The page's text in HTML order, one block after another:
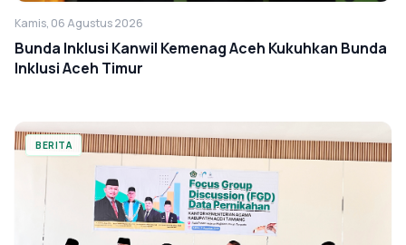
Kamis, 06 Agustus 2026
Bunda Inklusi Kanwil Kemenag Aceh Kukuhkan Bunda
Inklusi Aceh Timur
BERITA